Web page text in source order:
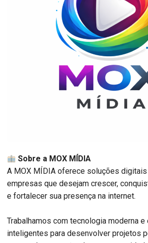
Sobre a MOX MÍDIA
A MOX MÍDIA oferece soluções
empresas que desejam crescer,
e fortalecer sua presença na internet.
Trabalhamos com tecnologia moderna
inteligentes para desenvolver projetos